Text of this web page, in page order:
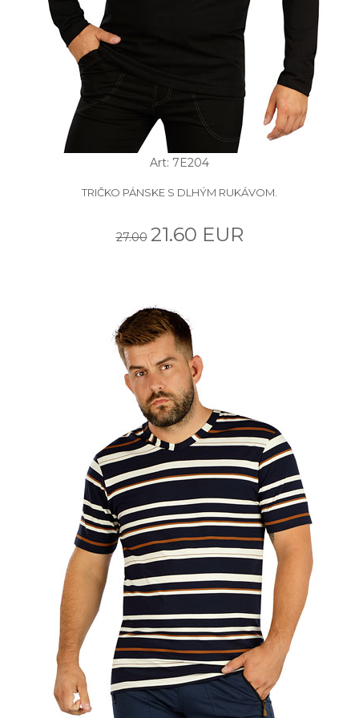
Art: 7E204
TRIČKO PÁNSKE S DLHÝM RUKÁVOM.
27.00 21.60 EUR